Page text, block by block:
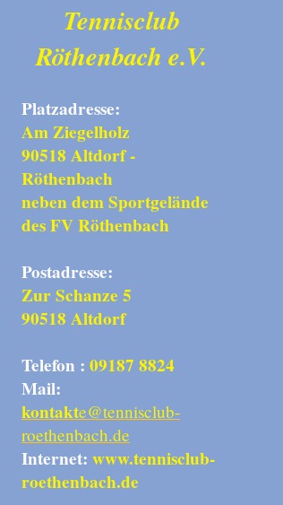
Tennisclub
Röthenbach e.V.
Platzadresse:
Am Ziegelholz
90518 Altdorf -
Röthenbach
neben dem Sportgelände
des FV Röthenbach
Postadresse:
Zur Schanze 5
90518 Altdorf
Telefon : 09187 8824
Mail:
kontakte@tennisclub-
roethenbach.de
Internet: www.tennisclub-
roethenbach.de